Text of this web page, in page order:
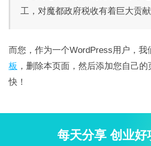
工，对魔都政府税收有着巨大贡献
而您，作为一个WordPress用户，我
板 ，删除本页面，然后添加您自己
快！
每天分享 创业好